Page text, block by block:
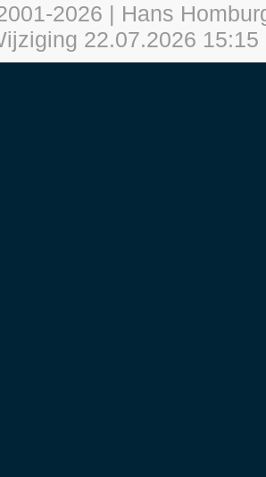
2026 | Hans
22.07.2026 15:15